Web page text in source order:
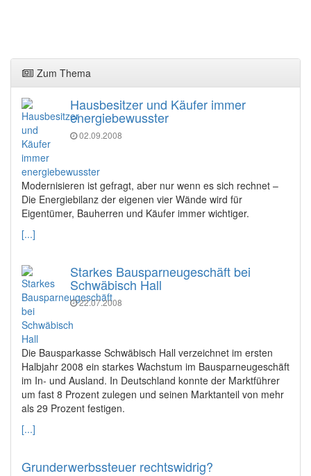
Zum Thema
Hausbesitzer und Käufer immer
energiebewusster
02.09.2008
Modernisieren ist gefragt, aber nur wenn es sich rechnet –
Die Energiebilanz der eigenen vier Wände wird für
Eigentümer, Bauherren und Käufer immer wichtiger.
[...]
Starkes Bausparneugeschäft bei
Schwäbisch Hall
22.07.2008
Die Bausparkasse Schwäbisch Hall verzeichnet im ersten
Halbjahr 2008 ein starkes Wachstum im Bausparneugeschäft
im In- und Ausland. In Deutschland konnte der Marktführer
um fast 8 Prozent zulegen und seinen Marktanteil von mehr
als 29 Prozent festigen.
[...]
Grunderwerbssteuer rechtswidrig?